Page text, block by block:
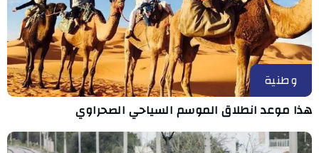
وطنية
هذا موعد انطلاق الموسم السياحي الصحراوي